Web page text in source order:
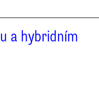
a hybridním